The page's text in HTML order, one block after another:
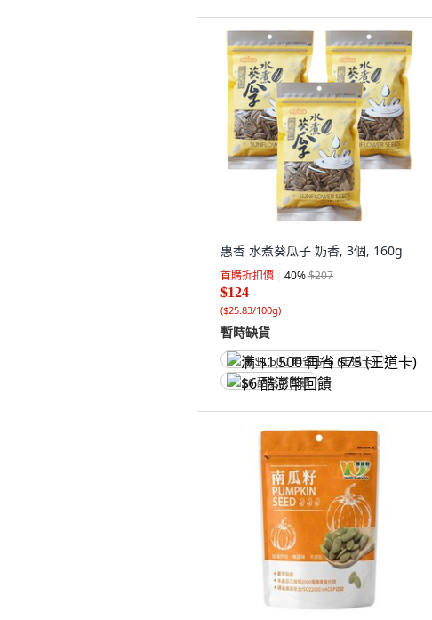
惠香 水煮葵瓜子 奶香, 3個, 160g
首購折扣價 40%$207
$124
($25.83/100g)
暫時缺貨
满 $1,500 再省 $75 (王道卡)
$6 酷澎幣回饋